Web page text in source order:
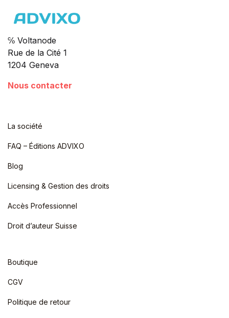
℅ Voltanode
Rue de la Cité 1
1204 Geneva
Nous contacter
La société
FAQ – Éditions ADVIXO
Blog
Licensing & Gestion des droits
Accès Professionnel
Droit d’auteur Suisse
Boutique
CGV
Politique de retour